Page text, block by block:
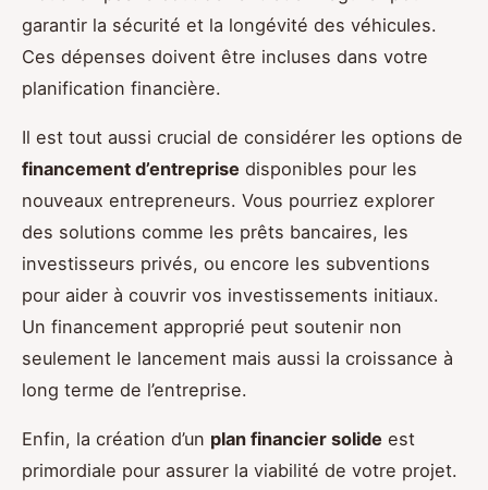
garantir la sécurité et la longévité des véhicules.
Ces dépenses doivent être incluses dans votre
planification financière.
Il est tout aussi crucial de considérer les options de
financement d’entreprise disponibles pour les
nouveaux entrepreneurs. Vous pourriez explorer
des solutions comme les prêts bancaires, les
investisseurs privés, ou encore les subventions
pour aider à couvrir vos investissements initiaux.
Un financement approprié peut soutenir non
seulement le lancement mais aussi la croissance à
long terme de l’entreprise.
Enfin, la création d’un plan financier solide est
primordiale pour assurer la viabilité de votre projet.